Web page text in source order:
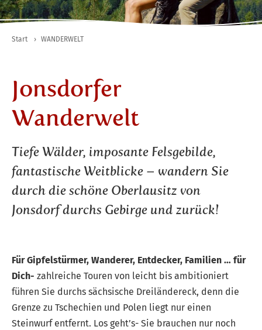
Start › WANDERWELT
Jonsdorfer
Wanderwelt
Tiefe Wälder, imposante Felsgebilde,
fantastische Weitblicke – wandern Sie
durch die schöne Oberlausitz von
Jonsdorf durchs Gebirge und zurück!
Für Gipfelstürmer, Wanderer, Entdecker, Familien … für
Dich- zahlreiche Touren von leicht bis ambitioniert
führen Sie durchs sächsische Dreiländereck, denn die
Grenze zu Tschechien und Polen liegt nur einen
Steinwurf entfernt. Los geht’s- Sie brauchen nur noch